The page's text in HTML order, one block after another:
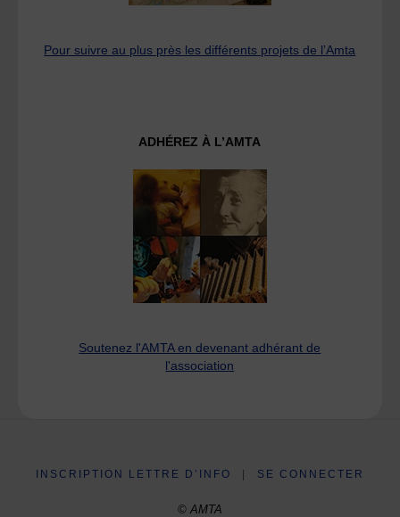
Pour suivre au plus près les différents projets de l’Amta
ADHÉREZ À L’AMTA
Soutenez l'AMTA en devenant adhérant de
l'association
INSCRIPTION LETTRE D’INFO SE CONNECTER
© AMTA